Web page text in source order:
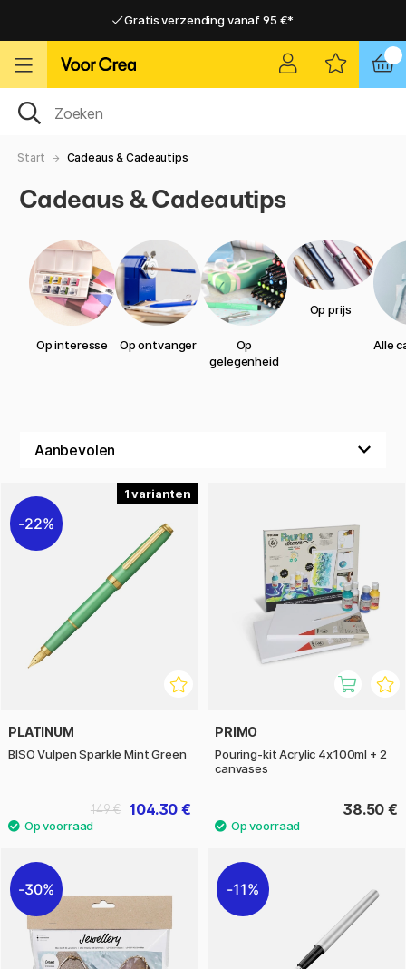
Gratis verzending vanaf 95 €*
Gratis verzending vanaf 95 €*
Start Cadeaus & Cadeautips
Cadeaus & Cadeautips
Op interesse Op ontvanger
Op
gelegenheid
Op prijs
Alle
1
22%
PLATINUM
BISO Vulpen Sparkle Mint Green
104.30 €
149 €
PRIMO
Pouring-kit Acrylic 4x100ml + 2
canvases
38.50 €
30% 11%